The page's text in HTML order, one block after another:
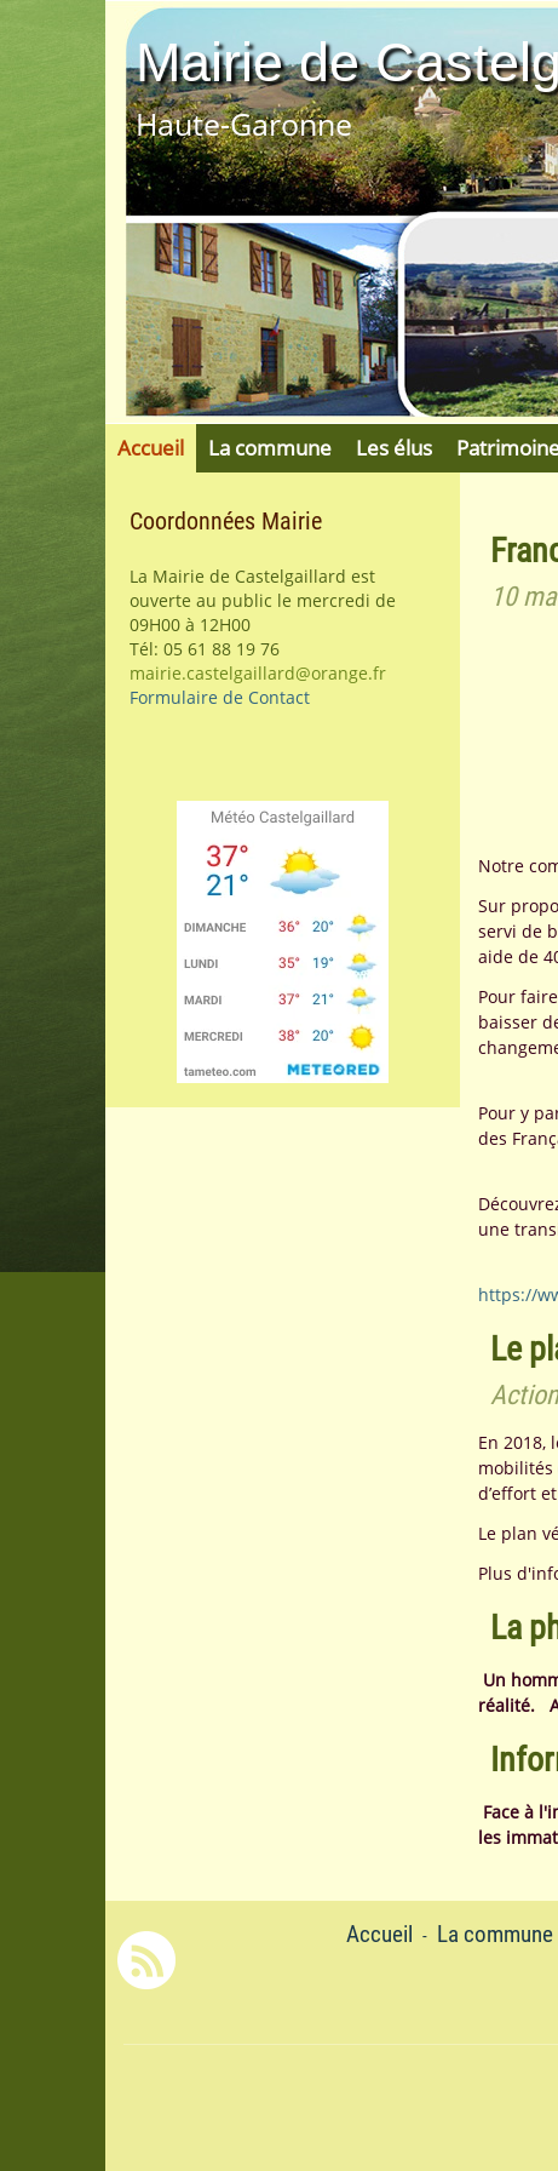
Mairie de
Haute-Garonne
Accueil La commune Les élus
10
Notre
Sur
servi de
aide de
Pour
baisser
Pour y
des
une
https://
Le
En 2018,
mobilités
d’effort
Le plan
Plus
La
Un
réalité.
Face à
les
Coordonnées Mairie
La Mairie de Castelgaillard est
ouverte au public le mercredi de
09H00 à 12H00
Tél: 05 61 88 19 76
mairie.castelgaillard@orange.fr
Formulaire de Contact
Accueil - La commune